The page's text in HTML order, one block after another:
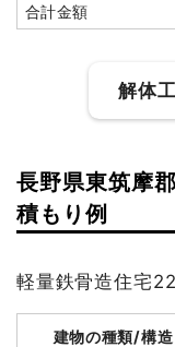
合計金額
解体
建物の種類/
坪数
建物解体費
総額
長野県東筑摩
積もり例
軽量鉄骨造住宅
建物の種類/構造